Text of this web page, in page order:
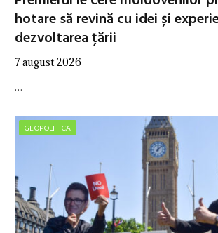
hotare să revină cu idei și
dezvoltarea țării
7 august 2026
…
GEOPOLITICA